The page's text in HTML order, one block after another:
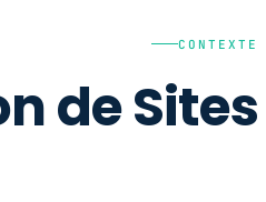
CONTEXTE
de